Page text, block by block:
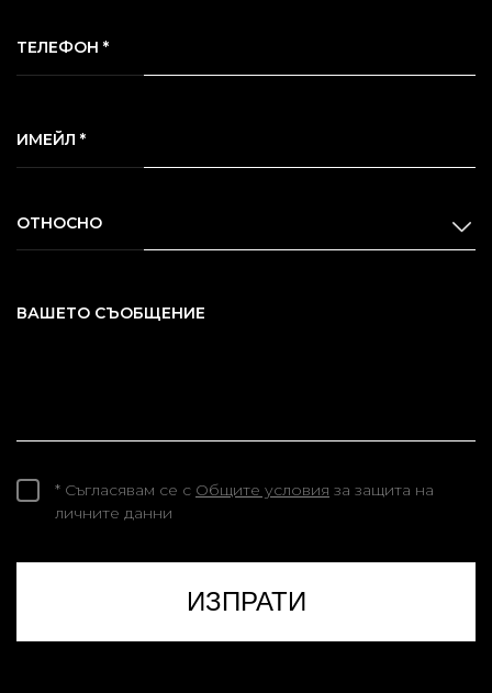
ТЕЛЕФОН *
ИМЕЙЛ *
ОТНОСНО
ВАШЕТО СЪОБЩЕНИЕ
* Съгласявам се с Общите условия за защита на
личните данни